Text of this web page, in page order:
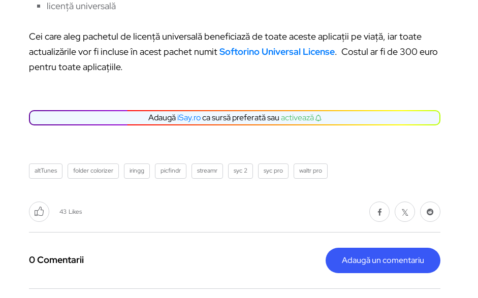
licență universală
Cei care aleg pachetul de licență universală beneficiază de toate aceste aplicații pe viață, iar toate
actualizările vor fi incluse în acest pachet numitSoftorino Universal License. Costul ar fi de 300 euro
pentru toate aplicațiile.
AdaugăiSay.roca sursă preferată sauactivează
altTunes folder colorizer iringg picfindr streamr syc 2 syc pro waltr pro
43 Likes
0 Comentarii Adaugă un comentariu